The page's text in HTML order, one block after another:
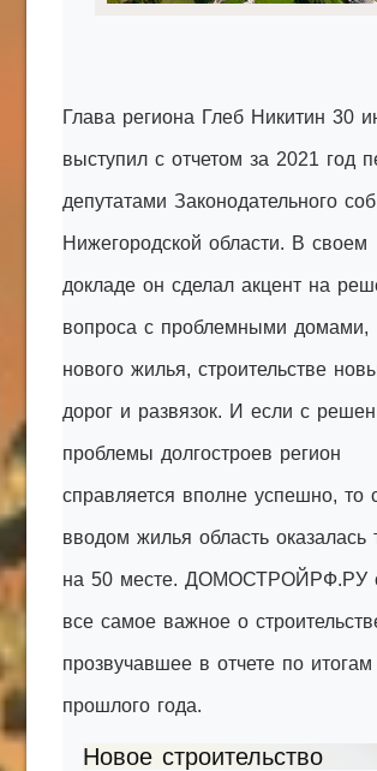
Глава региона Глеб Никитин 30
выступил с отчетом за 2021 год
депутатами Законодательного
Нижегородской области. В своем
докладе он сделал акцент на
вопроса с проблемными домами,
нового жилья, строительстве
дорог и развязок. И если с
проблемы долгостроев регион
справляется вполне успешно, то
вводом жилья область оказалась
на 50 месте. ДОМОСТРОЙРФ.РУ
все самое важное о
прозвучавшее в отчете по итогам
прошлого года.
Новое строительство